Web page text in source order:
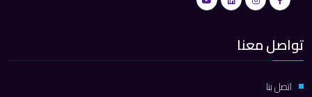
تواصل معنا
اتصل بنا